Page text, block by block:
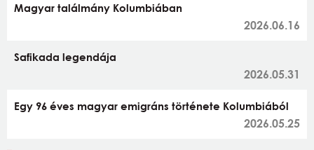
Magyar találmány Kolumbiában
2026.06.16
Safikada legendája
2026.05.31
Egy 96 éves magyar emigráns története Kolumbiából
2026.05.25